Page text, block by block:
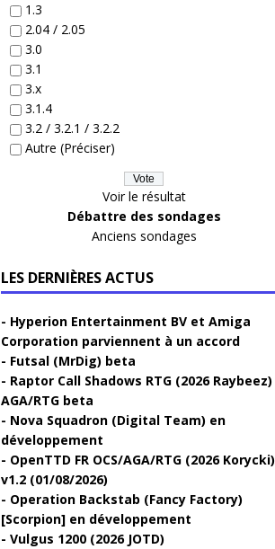
1.3
2.04 / 2.05
3.0
3.1
3.x
3.1.4
3.2 / 3.2.1 / 3.2.2
Autre (Préciser)
Voir le résultat
Débattre des sondages
Anciens sondages
LES DERNIÈRES ACTUS
Hyperion Entertainment BV et Amiga
Corporation parviennent à un accord
Futsal (MrDig) beta
Raptor Call Shadows RTG (2026 Raybeez)
AGA/RTG beta
Nova Squadron (Digital Team) en
développement
OpenTTD FR OCS/AGA/RTG (2026 Korycki)
v1.2 (01/08/2026)
Operation Backstab (Fancy Factory)
[Scorpion] en développement
Vulgus 1200 (2026 JOTD)